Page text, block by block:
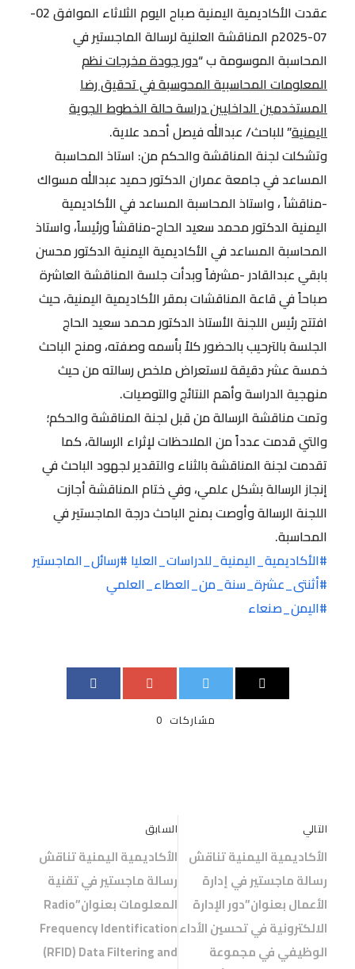
عقدت الأكاديمية اليمنية صباح اليوم الثلاثاء الموافق 02-
07-2025م المناقشة العلنية لرسالة الماجستير في
المحاسبة الموسومة ب “دور جودة مخرجات نظم
المعلومات المحاسبية المحوسبة في تحقيق رضا
المستخدمين الداخليين دراسة حالة الخطوط الجوية
اليمنية” للباحث/ عبدالله فيصل أحمد علاية.
وتشكلت لجنة المناقشة والحكم من: استاذ المحاسبة
المساعد في جامعة عمران الدكتور حميد عبدالله مسواك
-مناقشاً ، واستاذ المحاسبة المساعد في الأكاديمية
اليمنية الدكتور محمد سعيد الحاج-مناقشاً ورئيساً، واستاذ
المحاسبة المساعد في الأكاديمية اليمنية الدكتور محسن
بابقي عبدالقادر -مشرفاً وبدأت جلسة المناقشة العاشرة
صباحاً في قاعة المناقشات بمقر الأكاديمية اليمنية، حيث
افتتح رئيس اللجنة الأستاذ الدكتور محمد سعيد الحاج
الجلسة بالترحيب بالحضور كلاً بأسمه وصفته، ومنح الباحث
خمسة عشر دقيقة لاستعراض ملخص رسالته من حيث
منهجية الدراسة وأهم النتائج والتوصيات.
وتمت مناقشة الرسالة من قبل لجنة المناقشة والحكم؛
والتي قدمت عدداً من الملاحظات لإثراء الرسالة، كما
تقدمت لجنة المناقشة بالثناء والتقدير لجهود الباحث في
إنجاز الرسالة بشكل علمي، وفي ختام المناقشة أجازت
اللجنة الرسالة وأوصت بمنح الباحث درجة الماجستير في
المحاسبة.
#الأكاديمية_اليمنية_للدراسات_العليا #رسائل_الماجستير
#أثنتى_عشرة_سنة_من_العطاء_العلمي
#اليمن_صنعاء
0 مشاركات
السابق
الأكاديمية اليمنية تناقش
رسالة ماجستير في تقنية
المعلومات بعنوان”Radio
Frequency Identification
(RFID) Data Filtering and
التالي
الأكاديمية اليمنية تناقش
رسالة ماجستير في إدارة
الأعمال بعنوان”دور الإدارة
الالكترونية في تحسين الأداء
الوظيفي في مجموعة